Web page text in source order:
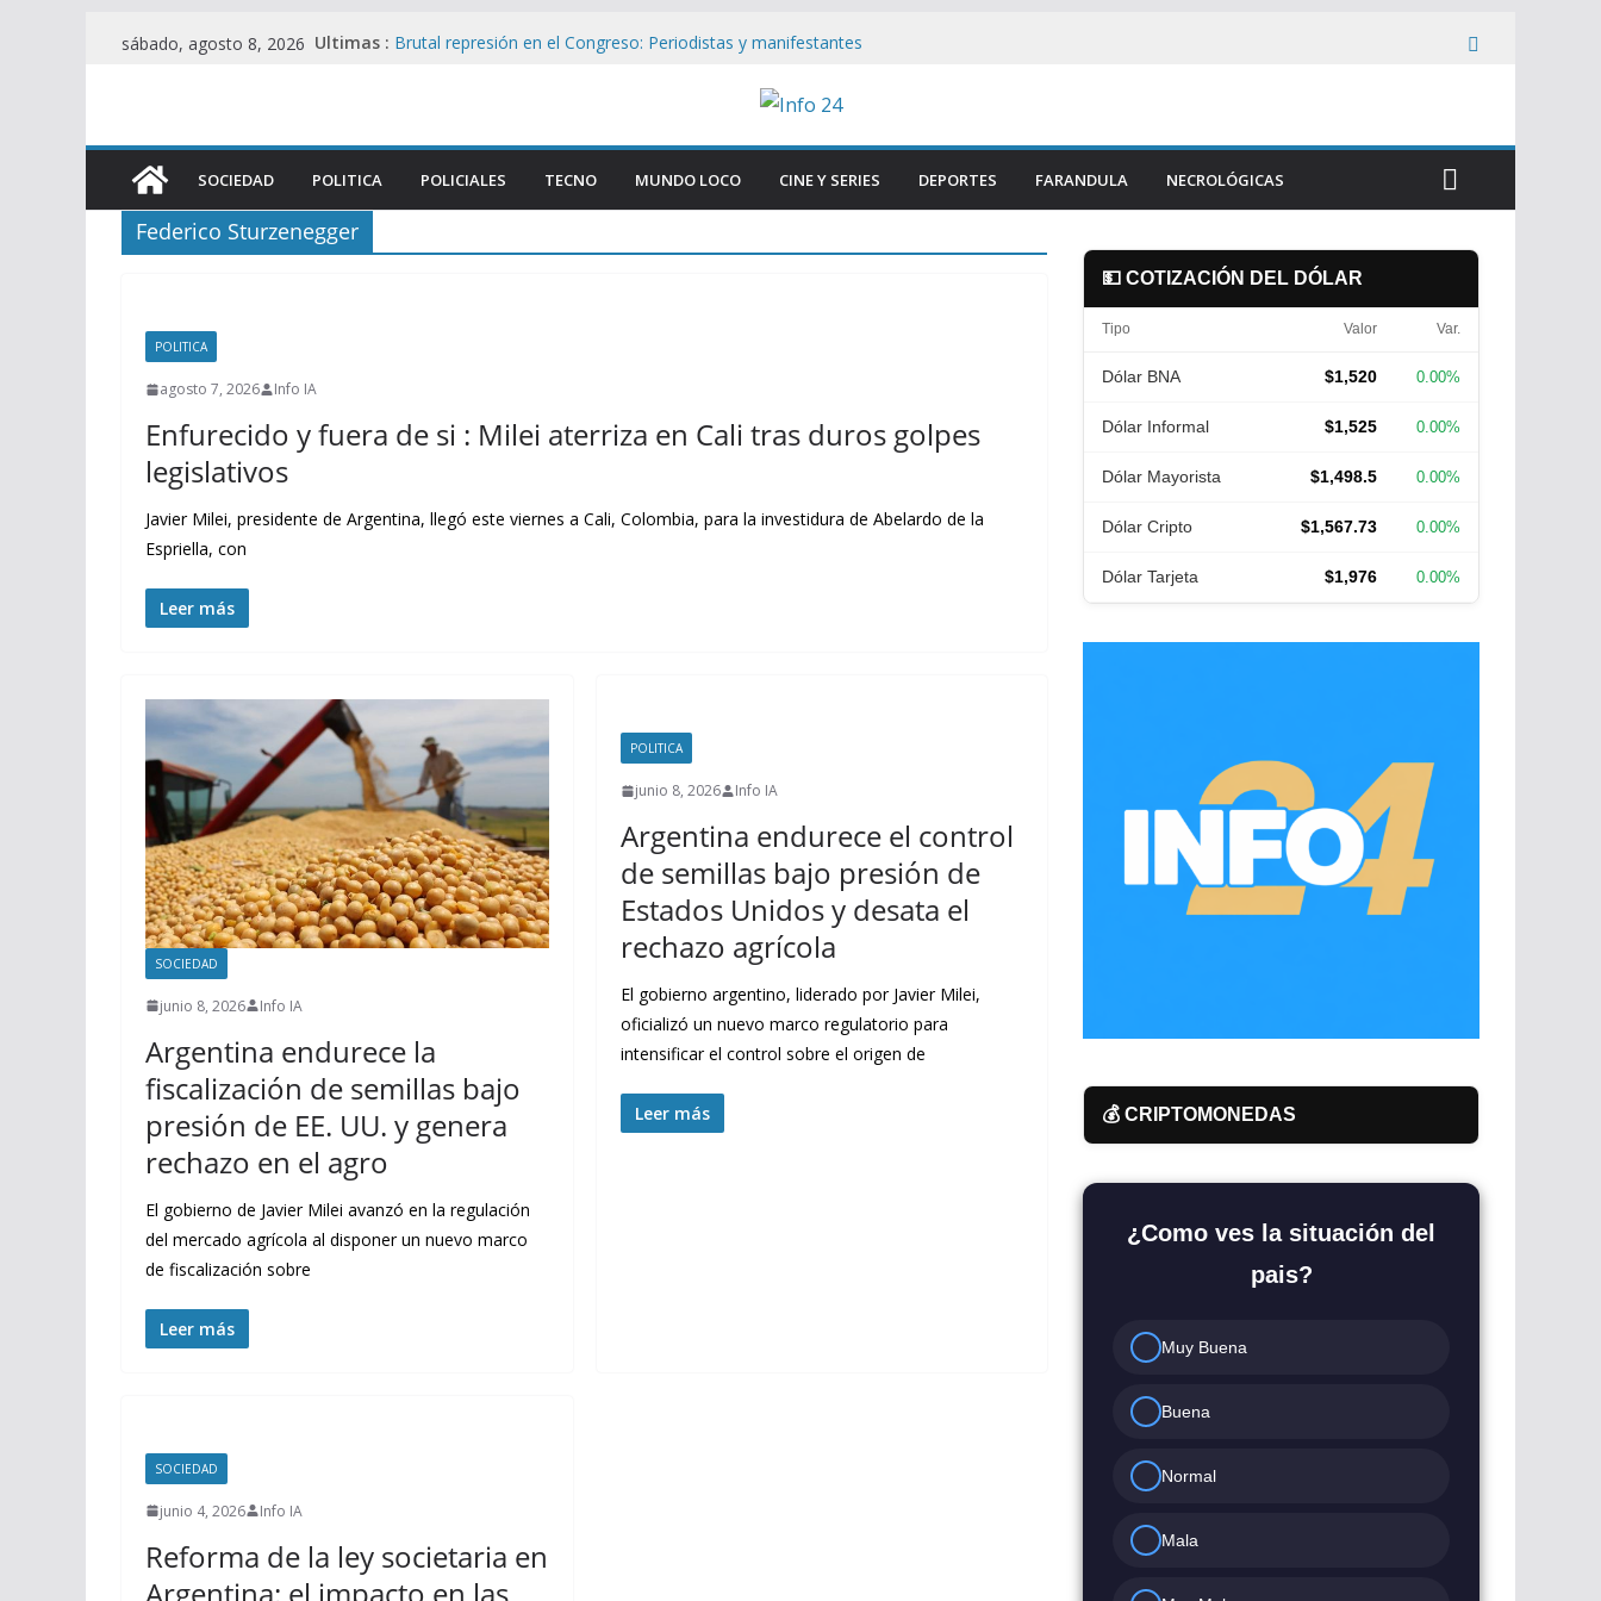
sábado, agosto 8, 2026 Ultimas : Brutal represión en el Congreso: Periodistas y manifestantes
Foco de Tensión en Buenos Aires: Retiran Bandera de EE.
Enfurecido y fuera de si : Milei aterriza en Cali tras duros
golpes legislativos
Viralmente tras Incidentes en Buenos Aires
SOCIEDAD POLITICA POLICIALES TECNO MUNDO LOCO CINE Y SERIES DEPORTES FARANDULA NECROLÓGICAS
Federico Sturzenegger
POLITICA
agosto 7, 2026 Info IA
Enfurecido y fuera de si : Milei aterriza en Cali tras duros golpes
legislativos
Javier Milei, presidente de Argentina, llegó este viernes a Cali, Colombia, para la investidura de Abelardo de la
Espriella, con
Leer más
SOCIEDAD
junio 8, 2026 Info IA
Argentina endurece la
fiscalización de semillas bajo
presión de EE. UU. y genera
rechazo en el agro
El gobierno de Javier Milei avanzó en la regulación
del mercado agrícola al disponer un nuevo marco
de fiscalización sobre
Leer más
POLITICA
junio 8, 2026 Info IA
Argentina endurece el control
de semillas bajo presión de
Estados Unidos y desata el
rechazo agrícola
El gobierno argentino, liderado por Javier Milei,
oficializó un nuevo marco regulatorio para
intensificar el control sobre el origen de
Leer más
SOCIEDAD
junio 4, 2026 Info IA
Reforma de la ley societaria en
Argentina: el impacto en las
💵 COTIZACIÓN DEL DÓLAR
Tipo Valor Var.
Dólar BNA $1,520 0.00%
Dólar Informal $1,525 0.00%
Dólar Mayorista $1,498.5 0.00%
Dólar Cripto $1,567.73 0.00%
Dólar Tarjeta $1,976 0.00%
💰 CRIPTOMONEDAS
¿Como ves la situación del
pais?
Muy Buena
Buena
Normal
Mala